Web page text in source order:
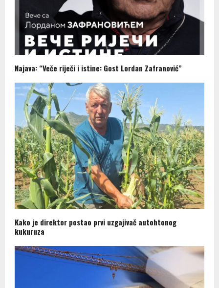
Najava: “Veče riječi i istine: Gost Lordan Zafranović”
Kako je direktor postao prvi uzgajivač autohtonog
kukuruza